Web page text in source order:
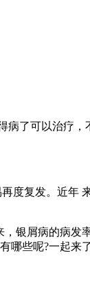
了可以治疗
度复发。近年
银屑病的病
些呢?一起来